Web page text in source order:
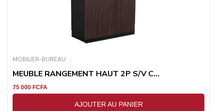
MOBILIER-BUREAU
MEUBLE RANGEMENT HAUT 2P S/V C...
75 000 FCFA
AJOUTER AU PANIER